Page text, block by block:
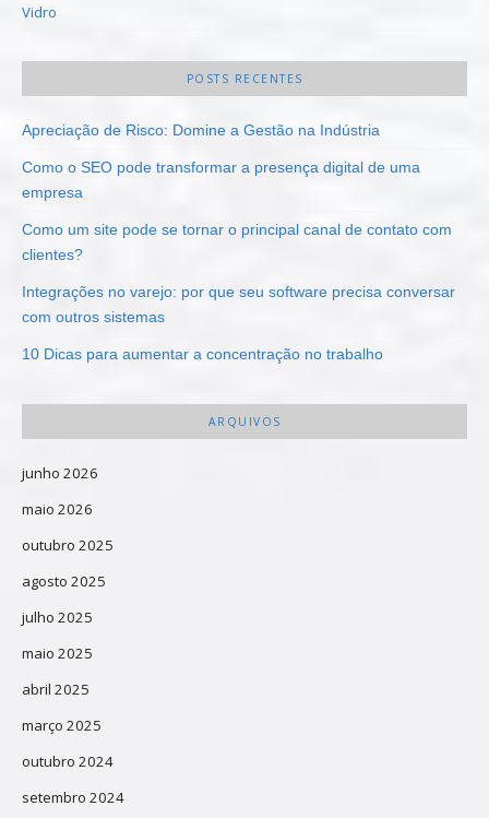
Vidro
POSTS RECENTES
Apreciação de Risco: Domine a Gestão na Indústria
Como o SEO pode transformar a presença digital de uma
empresa
Como um site pode se tornar o principal canal de contato com
clientes?
Integrações no varejo: por que seu software precisa conversar
com outros sistemas
10 Dicas para aumentar a concentração no trabalho
ARQUIVOS
junho 2026
maio 2026
outubro 2025
agosto 2025
julho 2025
maio 2025
abril 2025
março 2025
outubro 2024
setembro 2024